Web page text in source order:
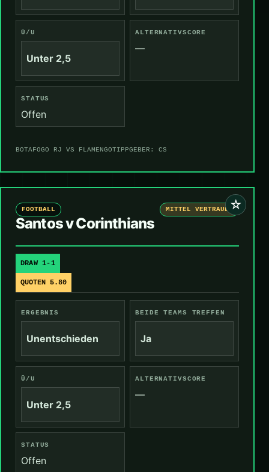
Ü/U
Unter 2,5
ALTERNATIVSCORE
—
STATUS
Offen
BOTAFOGO RJ VS FLAMENGOTIPPGEBER: CS
☆
FOOTBALL MITTEL VERTRAUEN
Santos v Corinthians
DRAW 1-1
QUOTEN 5.80
ERGEBNIS
Unentschieden
BEIDE TEAMS TREFFEN
Ja
Ü/U
Unter 2,5
ALTERNATIVSCORE
—
STATUS
Offen